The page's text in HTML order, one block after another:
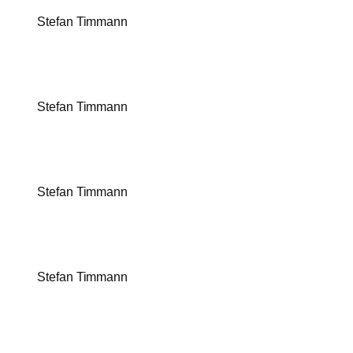
Stefan Timmann
Stefan Timmann
Stefan Timmann
Stefan Timmann